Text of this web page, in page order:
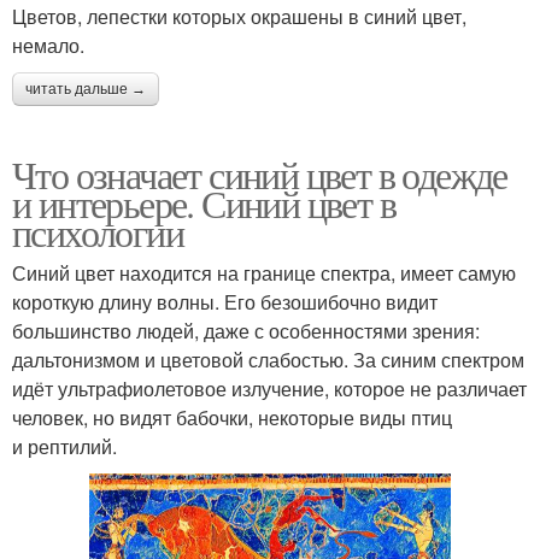
Цветов, лепестки которых окрашены в синий цвет,
немало.
читать дальше →
Что означает синий цвет в одежде
и интерьере. Синий цвет в
психологии
Синий цвет находится на границе спектра, имеет самую
короткую длину волны. Его безошибочно видит
большинство людей, даже с особенностями зрения:
дальтонизмом и цветовой слабостью. За синим спектром
идёт ультрафиолетовое излучение, которое не различает
человек, но видят бабочки, некоторые виды птиц
и рептилий.